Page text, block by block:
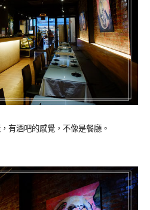
有酒吧的感覺，不像是餐廳。